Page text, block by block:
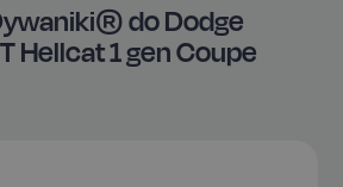
do Dodge
Hellcat 1 gen Coupe